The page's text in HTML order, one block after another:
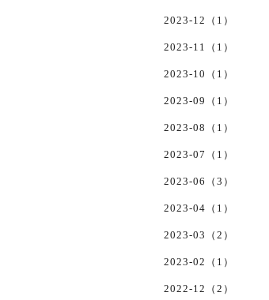
2023-12（1）
2023-11（1）
2023-10（1）
2023-09（1）
2023-08（1）
2023-07（1）
2023-06（3）
2023-04（1）
2023-03（2）
2023-02（1）
2022-12（2）